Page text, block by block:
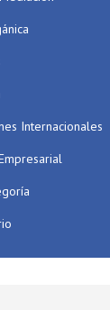
Internacionales